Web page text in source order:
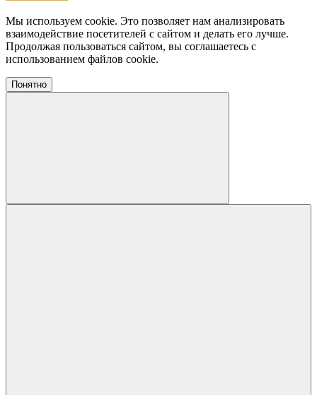
Мы используем cookie. Это позволяет нам анализировать
взаимодействие посетителей с сайтом и делать его лучше.
Продолжая пользоваться сайтом, вы соглашаетесь с
использованием файлов cookie.
Понятно